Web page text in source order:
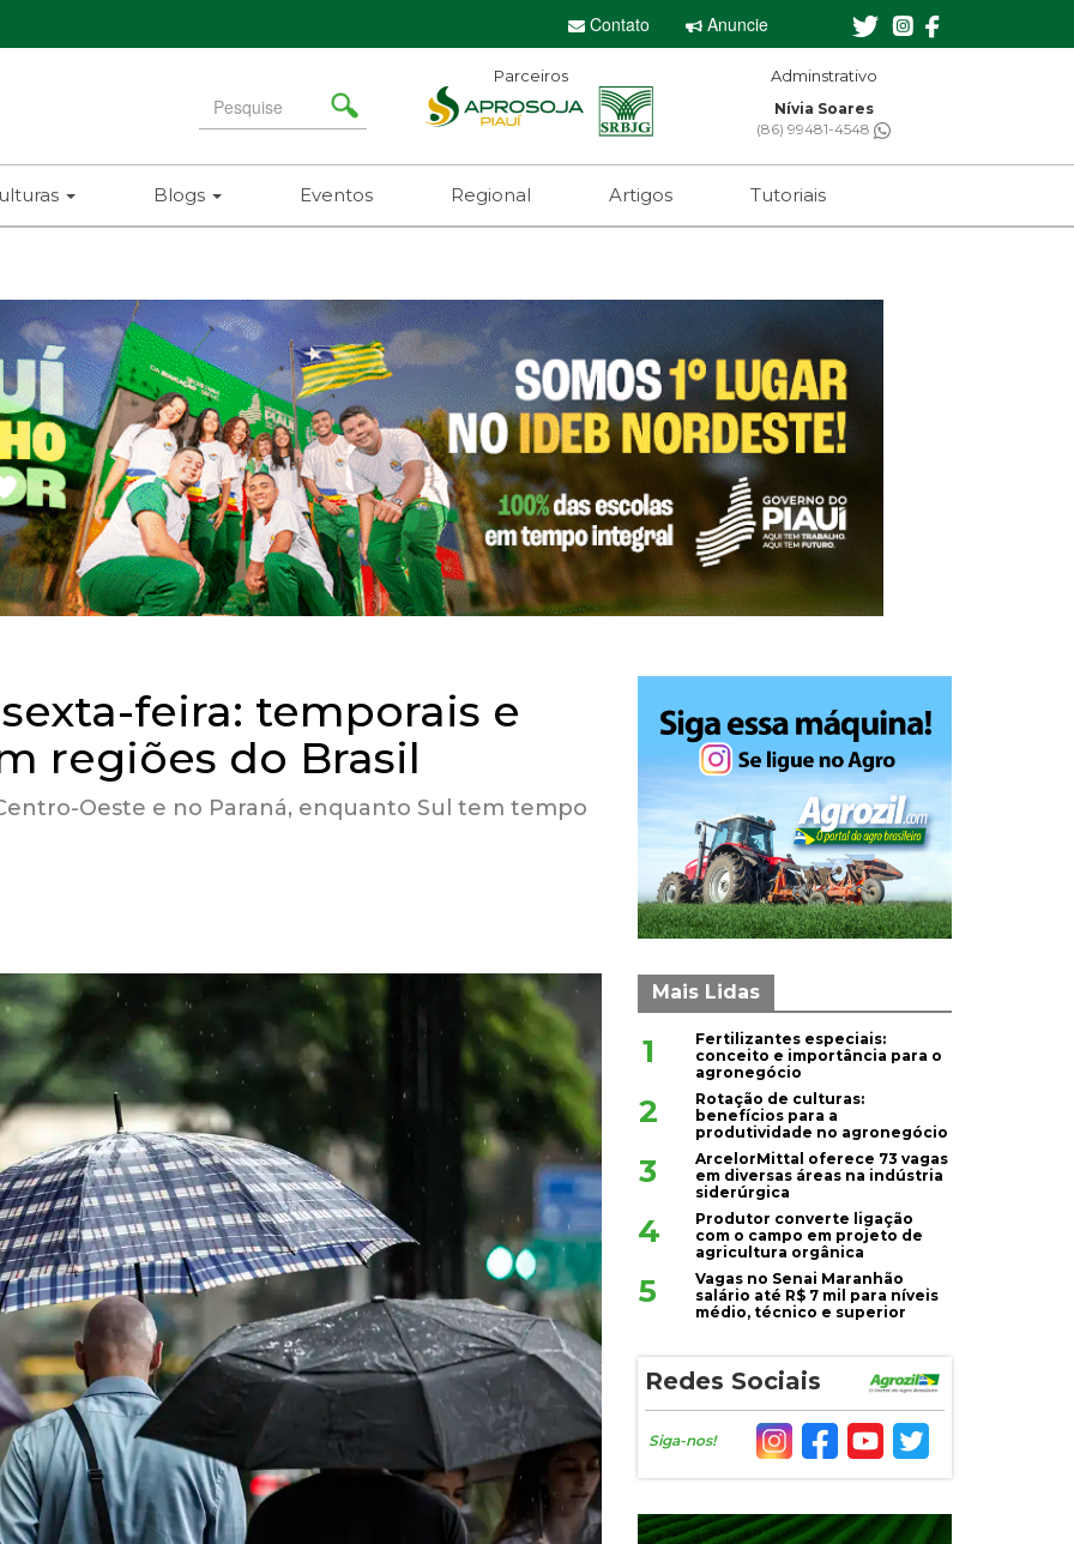
Contato Anuncie
Search
for
Parceiros Editor-chefe
Sebastian Eugênio
(61) 99650-2473
Blogs Eventos Regional Artigos Tutoriais
feira: temporais e
regiões do Brasil
Oeste e no Paraná, enquanto Sul tem tempo
Mais Lidas
1
Fertilizantes especiais:
conceito e importância para o
agronegócio
2
Rotação de culturas:
benefícios para a
produtividade no agronegócio
3
ArcelorMittal oferece 73 vagas
em diversas áreas na indústria
siderúrgica
4
Produtor converte ligação
com o campo em projeto de
agricultura orgânica
5
Vagas no Senai Maranhão
salário até R$ 7 mil para níveis
médio, técnico e superior
Redes Sociais
Siga-nos!